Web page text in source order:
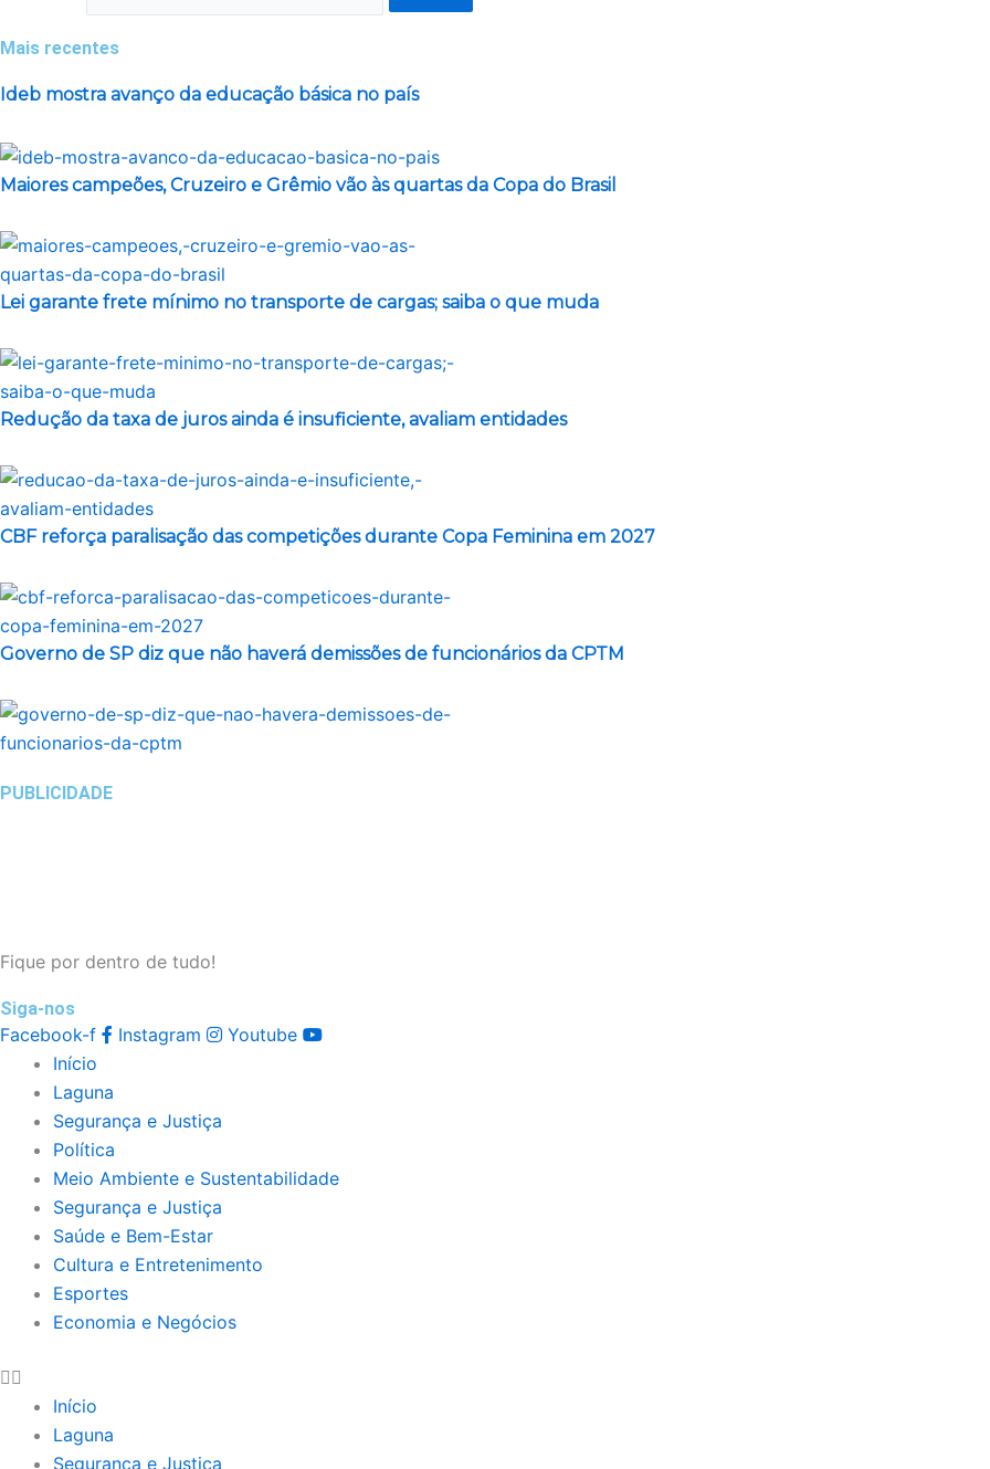
Mais recentes
Ideb mostra avanço da educação básica no país
Maiores campeões, Cruzeiro e Grêmio vão às quartas da Copa do Brasil
Lei garante frete mínimo no transporte de cargas; saiba o que muda
Redução da taxa de juros ainda é insuficiente, avaliam entidades
CBF reforça paralisação das competições durante Copa Feminina em 2027
Governo de SP diz que não haverá demissões de funcionários da CPTM
PUBLICIDADE
Fique por dentro de tudo!
Siga-nos
Facebook-f Instagram
Youtube
Início
Laguna
Segurança e Justiça
Política
Meio Ambiente e Sustentabilidade
Segurança e Justiça
Saúde e Bem-Estar
Cultura e Entretenimento
Esportes
Economia e Negócios
Início
Laguna
Segurança e Justiça